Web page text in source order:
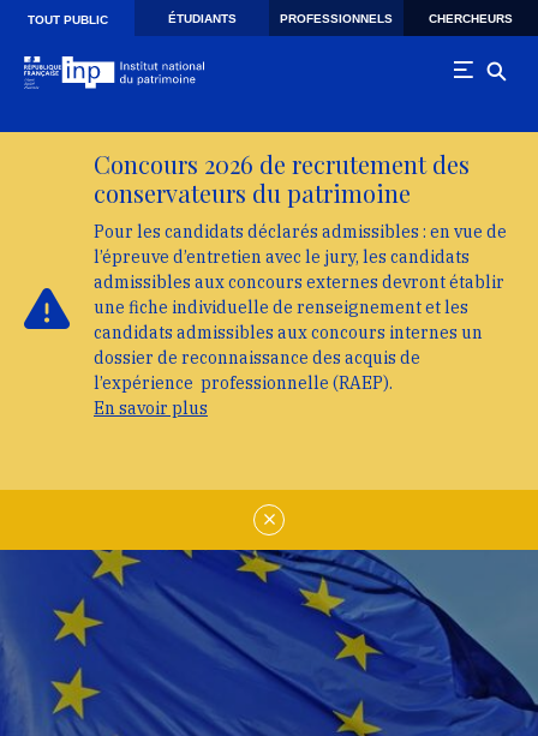
Skip to main navigation
Aller au contenu principal
TOUT PUBLIC ÉTUDIANTS PROFESSIONNELS CHERCHEURS
Concours 2026 de recrutement des
conservateurs du patrimoine
Pour les candidats déclarés admissibles : en vue de
l’épreuve d’entretien avec le jury, les candidats
admissibles aux concours externes devront établir
une fiche individuelle de renseignement et les
candidats admissibles aux concours internes un
dossier de reconnaissance des acquis de
l’expérience professionnelle (RAEP).
En savoir plus